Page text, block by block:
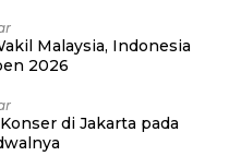
Malaysia, Indonesia
2026
di Jakarta pada